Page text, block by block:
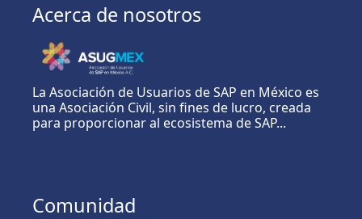
Acerca de nosotros
La Asociación de Usuarios de SAP en México es
una Asociación Civil, sin fines de lucro, creada
para proporcionar al ecosistema de SAP...
Comunidad